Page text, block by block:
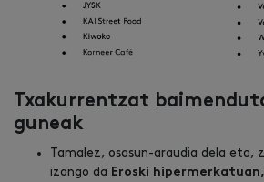
Txakurrentzat
guneak
Tamalez, osasun-araudia dela eta,
izango da Eroski hipermerkatuan,